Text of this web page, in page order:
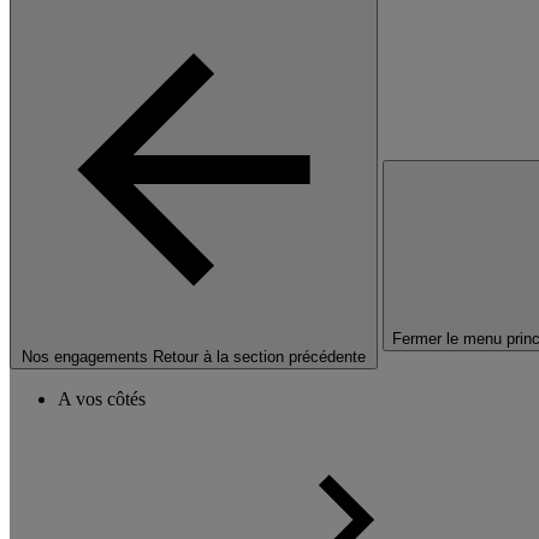
Nos engagements Retour à la section précédente
Fermer le menu
A vos côtés